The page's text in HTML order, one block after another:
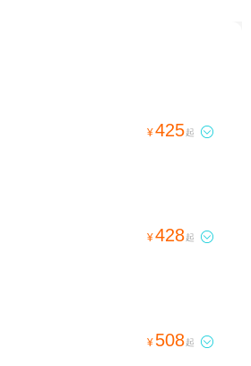
¥425起 
¥428起 
¥ 508起 